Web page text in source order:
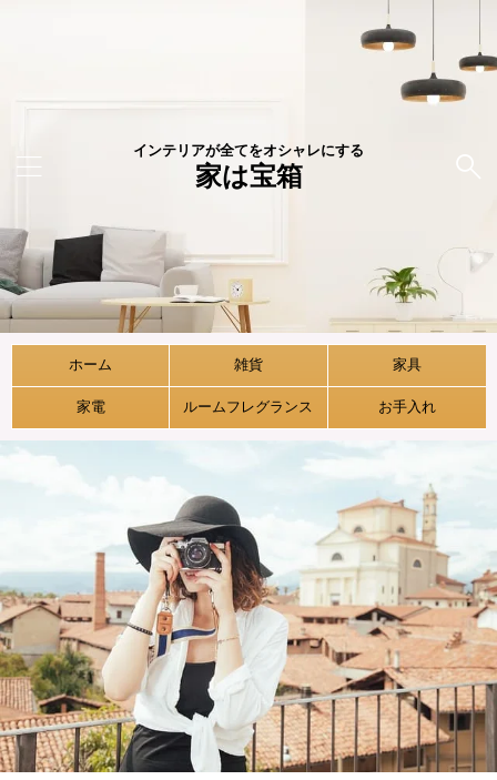
インテリアが全てをオシャレにする
家は宝箱
ホーム 雑貨 家具
家電 ルームフレグランス お手入れ